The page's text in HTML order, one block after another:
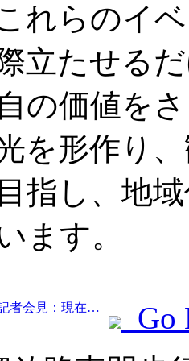
れらのイ
立たせる
の価値を
を形作り
指し、地
ます。
Prev:国務院新聞弁公室記者会見：現在、我が国には自動運転観光サービスを提供できる国境港が28カ所あります
Go